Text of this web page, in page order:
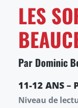
LES
Par Dominic
11-12 ANS –
Niveau de